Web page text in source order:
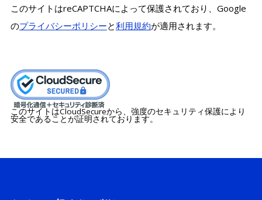
このサイトはreCAPTCHAによって保護されており、Google
のプライバシーポリシーと利用規約が適用されます。
このサイトはCloudSecureから、強度のセキュリティ保護により
安全であることが証明されております。